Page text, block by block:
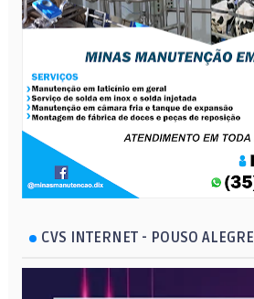
CVS INTERNET - POUSO ALEGRE